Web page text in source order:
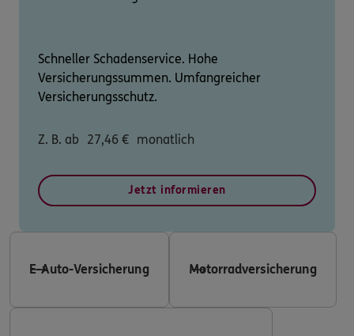
Schneller Schadenservice. Hohe
Versicherungssummen. Umfangreicher
Versicherungsschutz.
Z. B. ab 27,46 € monatlich
Jetzt informieren
E-Auto-Versicherung Motorradversicherung